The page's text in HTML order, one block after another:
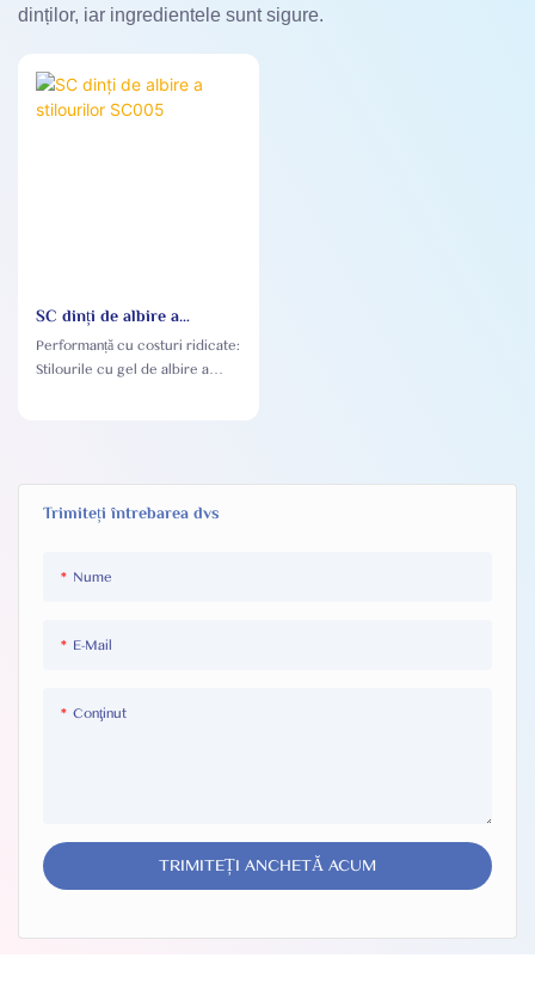
dinților, iar ingredientele sunt sigure.
Trimiteți întrebarea dvs
Nume
E-Mail
Conţinut
TRIMITEȚI ANCHETĂ ACUM
SC dinți de albire a
stilourilor SC005
Performanță cu costuri ridicate:
Stilourile cu gel de albire a